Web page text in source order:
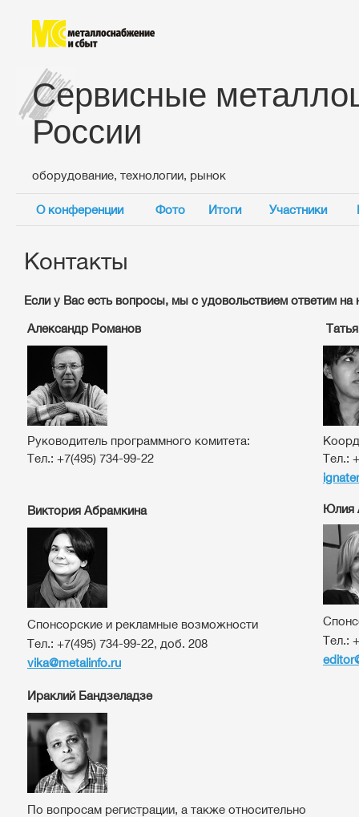
Сервисные
России
оборудование, технологии, рынок
О конференции Фото Итоги Участники
Контакты
Если у Вас есть вопросы, мы с удовольствием ответим на
Александр Романов
Руководитель программного комитета:
Тел.: +7(495) 734-99-22
Тел.:
Виктория Абрамкина
Спонсорские и рекламные возможности
Тел.: +7(495) 734-99-22, доб. 208
vika@metalinfo.ru
Юлия
Тел.:
editor
Ираклий Бандзеладзе
По вопросам регистрации, а также относительно